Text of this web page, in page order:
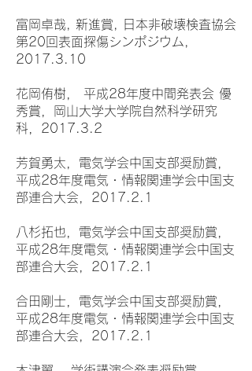
富岡卓哉, 新進賞, 日本非破壊検査協会
第20回表面探傷シンポジウム,
2017.3.10
花岡侑樹， 平成28年度中間発表会 優
秀賞，岡山大学大学院自然科学研究
科，2017.3.2
芳賀勇太，電気学会中国支部奨励賞，
平成28年度電気・情報関連学会中国支
部連合大会，2017.2.1
八杉拓也，電気学会中国支部奨励賞，
平成28年度電気・情報関連学会中国支
部連合大会，2017.2.1
合田剛士，電気学会中国支部奨励賞，
平成28年度電気・情報関連学会中国支
部連合大会，2017.2.1